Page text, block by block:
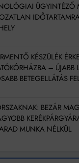
ÜGYINTÉZŐ
KÉSZÜLÉK
– ÚJABB
BETEGELLÁTÁS
BEZÁR
MUNKA NÉLKÜL